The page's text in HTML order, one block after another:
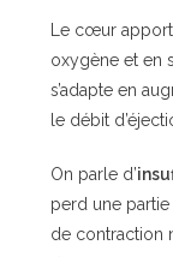
Le cœur
oxygène et en
s’adapte en
le débit
On parle d’
perd une
de contraction